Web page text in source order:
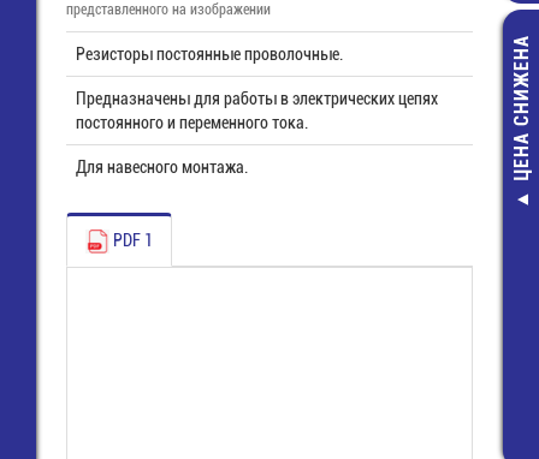
пальца
ЦЕНА СНИЖЕНА
представленного на изображении
Резисторы постоянные проволочные.
Предназначены для работы в электрических цепях
постоянного и переменного тока.
Для навесного монтажа.
PDF 1